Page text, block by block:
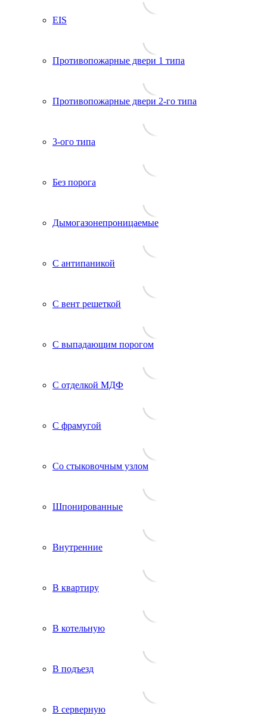
EIS
Противопожарные двери 1 типа
Противопожарные двери 2-го типа
3-ого типа
Без порога
Дымогазонепроницаемые
С антипаникой
С вент решеткой
С выпадающим порогом
С отделкой МДФ
С фрамугой
Со стыковочным узлом
Шпонированные
Внутренние
В квартиру
В котельную
В подъезд
В серверную